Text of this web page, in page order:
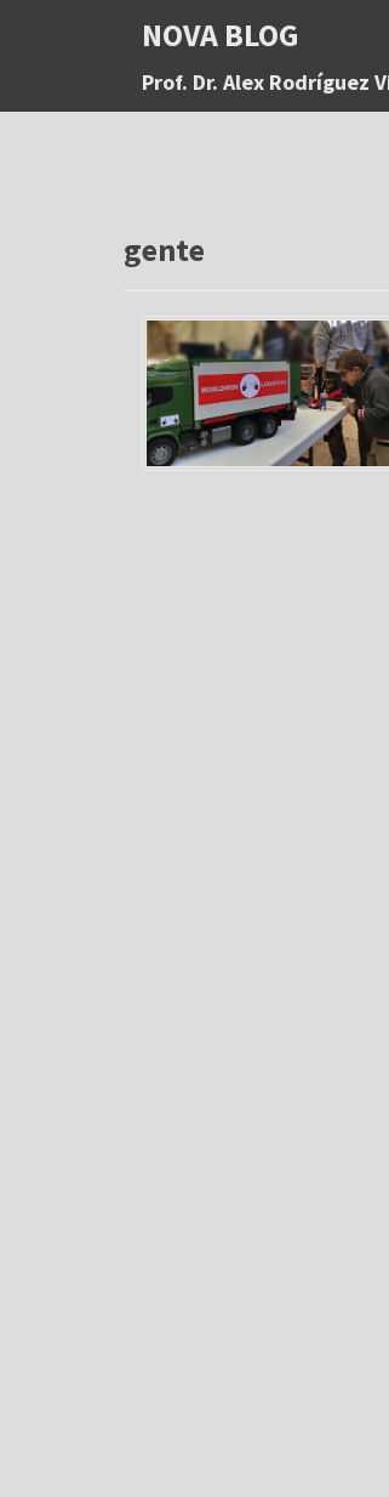
a
NOVA BLOG
Prof. Dr. Alex Rodríguez
gente